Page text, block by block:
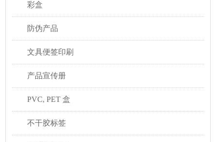
彩盒
防伪产品
文具便签印刷
产品宣传册
PVC, PET 盒
不干胶标签